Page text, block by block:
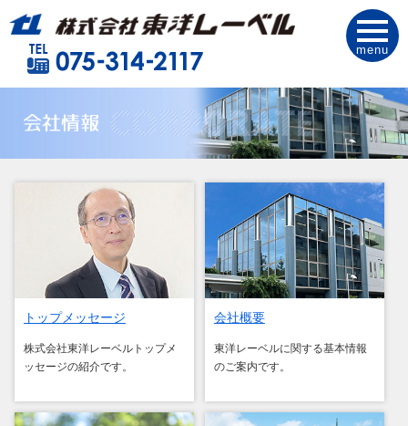
menu
トップメッセージ
株式会社東洋レーベルトップメ
ッセージの紹介です。
会社概要
東洋レーベルに関する基本情報
のご案内です。